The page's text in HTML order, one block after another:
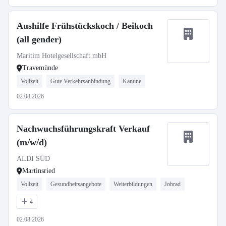
Aushilfe Frühstückskoch / Beikoch
(all gender)
Maritim Hotelgesellschaft mbH
Travemünde
Vollzeit Gute Verkehrsanbindung Kantine
02.08.2026
Nachwuchsführungskraft Verkauf
(m/w/d)
ALDI SÜD
Martinsried
Vollzeit Gesundheitsangebote Weiterbildungen Jobrad
4
02.08.2026